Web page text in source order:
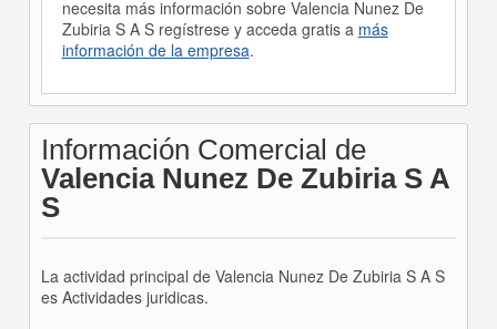
necesita más información sobre Valencia Nunez De
Zubiria S A S regístrese y acceda gratis a más
información de la empresa.
Información Comercial de
Valencia Nunez De Zubiria S A
S
La actividad principal de Valencia Nunez De Zubiria S A S
es Actividades juridicas.